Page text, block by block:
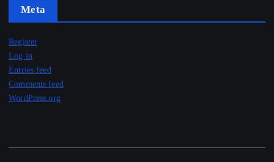
Meta
Register
Log in
Entries feed
Comments feed
WordPress.org